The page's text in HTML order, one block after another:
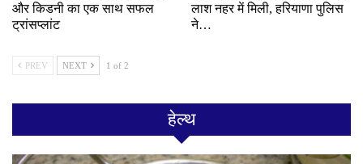
और किडनी का एक साथ सफल
ट्रांसप्लांट
लाश नहर में मिली, हरियाणा पुलिस
ने…
PREV NEXT 1 of 2
हेल्थ